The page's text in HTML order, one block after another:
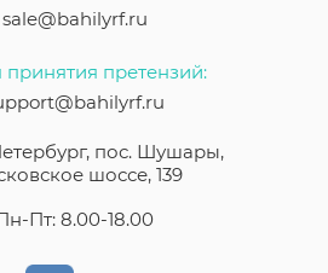
sale@bahilyrf.ru
принятия претензий:
пос. Шушары,
шоссе, 139
Пт: 8.00-18.00